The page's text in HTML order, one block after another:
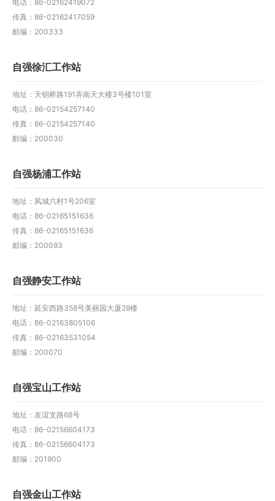
电话：86-02162419072
传真：86-02162417059
邮编：200333
自强徐汇工作站
地址：天钥桥路191弄南天大楼3号楼101室
电话：86-02154257140
传真：86-02154257140
邮编：200030
自强杨浦工作站
地址：凤城六村1号206室
电话：86-02165151636
传真：86-02165151636
邮编：200093
自强静安工作站
地址：延安西路358号美丽园大厦28楼
电话：86-02163805106
传真：86-02163531054
邮编：200070
自强宝山工作站
地址：友谊支路68号
电话：86-02156604173
传真：86-02156604173
邮编：201900
自强金山工作站